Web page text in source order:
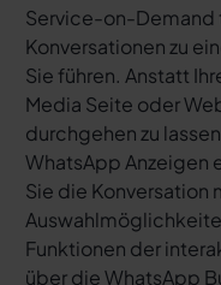
Service-on-Demand
Konversationen zu
Sie führen. Anstatt
Media Seite oder
durchgehen zu
WhatsApp Anzeigen
Sie die Konversation
Funktionen der
über die WhatsApp